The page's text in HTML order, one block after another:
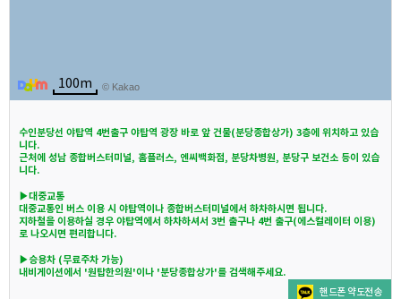
100m © Kakao
수인분당선 야탑역 4번출구 야탑역 광장 바로 앞 건물(분당종합상가) 3층에 위치하고 있습
니다.
근처에 성남 종합버스터미널, 홈플러스, 엔씨백화점, 분당차병원, 분당구 보건소 등이 있습
니다.
▶대중교통
대중교통인 버스 이용 시 야탑역이나 종합버스터미널에서 하차하시면 됩니다.
지하철을 이용하실 경우 야탑역에서 하차하셔서 3번 출구나 4번 출구(에스컬레이터 이용)
로 나오시면 편리합니다.
▶승용차 (무료주차 가능)
내비게이션에서 '원탑한의원'이나 '분당종합상가'를 검색해주세요.
핸드폰 약도전송